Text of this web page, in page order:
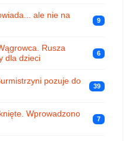
ale nie na
9
Rusza
dla dzieci
6
pozuje do
39
Wprowadzono
7